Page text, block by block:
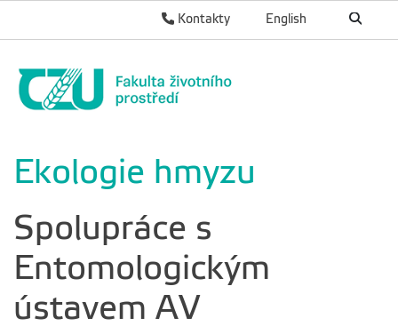
English
Kontakty
Ekologie hmyzu
Spolupráce s
Entomologickým
ústavem AV